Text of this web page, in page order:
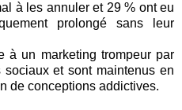
à les annuler et 29 % ont eu
prolongé sans leur
à un marketing trompeur par
et sont maintenus en
de conceptions addictives.